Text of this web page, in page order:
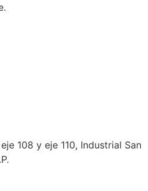
108 y eje 110, Industrial San